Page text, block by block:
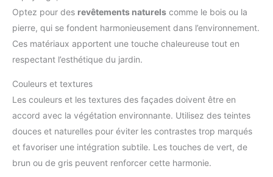
Optez pour des revêtements naturels comme le bois ou la
pierre, qui se fondent harmonieusement dans l’environnement.
Ces matériaux apportent une touche chaleureuse tout en
respectant l’esthétique du jardin.
Couleurs et textures
Les couleurs et les textures des façades doivent être en
accord avec la végétation environnante. Utilisez des teintes
douces et naturelles pour éviter les contrastes trop marqués
et favoriser une intégration subtile. Les touches de vert, de
brun ou de gris peuvent renforcer cette harmonie.